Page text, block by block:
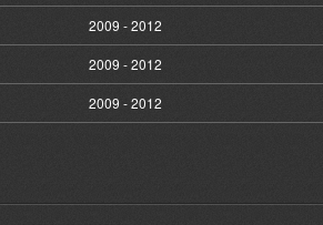
2009 - 2012
2009 - 2012
2009 - 2012